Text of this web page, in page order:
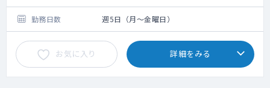
maximizes product value in portfolio, and
contributes to improvement of people’s
health by demonstrating scientific
leadership in evidence strategy
development, planning, HEOR/RWE study
development and execution.
Primary Responsibilities:
勤務日数 週5日（月～金曜日）
お気に入り 詳細をみる